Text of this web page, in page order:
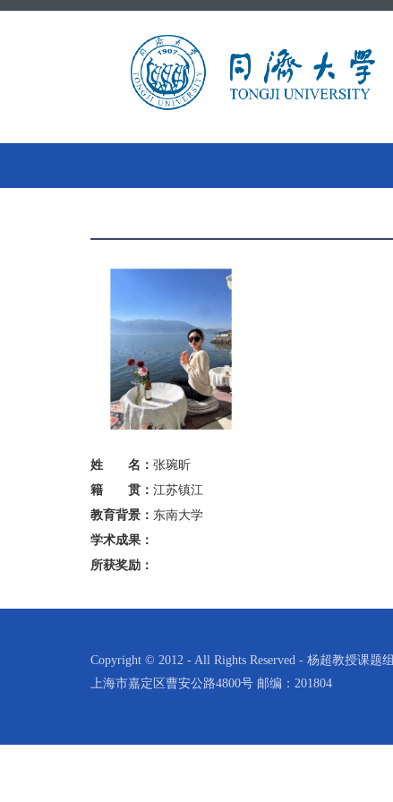
姓 名： 张琬昕
籍 贯： 江苏镇江
教育背景： 东南大学
学术成果：
所获奖励：
Copyright © 2012 - All Rights Reserved - 杨超教授课题组
上海市嘉定区曹安公路4800号 邮编：201804